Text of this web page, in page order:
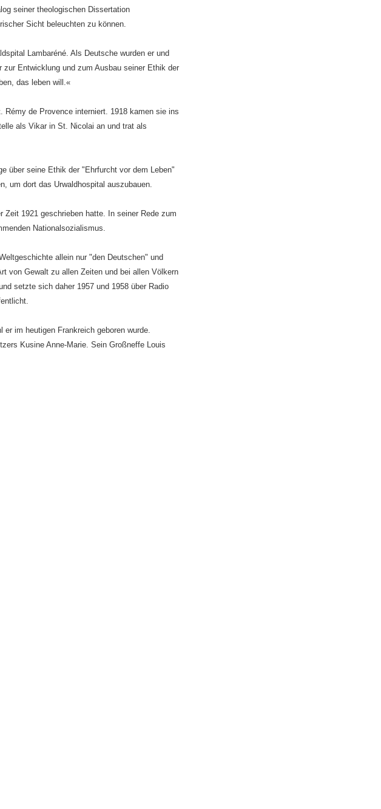
seiner theologischen Dissertation
Sicht beleuchten zu können.
Lambaréné. Als Deutsche wurden er und
Entwicklung und zum Ausbau seiner Ethik der
das leben will.«
Rémy de Provence interniert. 1918 kamen sie ins
als Vikar in St. Nicolai an und trat als
über seine Ethik der "Ehrfurcht vor dem Leben"
um dort das Urwaldhospital auszubauen.
1921 geschrieben hatte. In seiner Rede zum
Nationalsozialismus.
allein nur "den Deutschen" und
von Gewalt zu allen Zeiten und bei allen Völkern
setzte sich daher 1957 und 1958 über Radio
im heutigen Frankreich geboren wurde.
Kusine Anne-Marie. Sein Großneffe Louis